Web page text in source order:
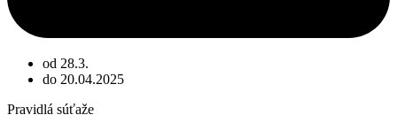
od 28.3.
do 20.04.2025
Pravidlá súťaže